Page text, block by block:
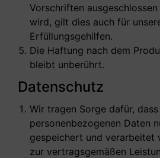
Vorschriften
wird, gilt dies auch für
Erfüllungsgehilfen.
Die Haftung nach dem
bleibt unberührt.
Datenschutz
Wir tragen Sorge dafür,
personenbezogenen Daten
gespeichert und verarbeitet
zur vertragsgemäßen